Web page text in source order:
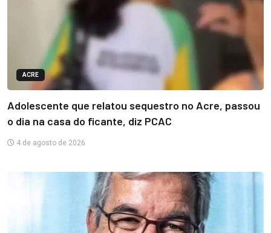
ACRE
Adolescente que relatou sequestro no Acre, passou
o dia na casa do ficante, diz PCAC
4 de agosto de 2026